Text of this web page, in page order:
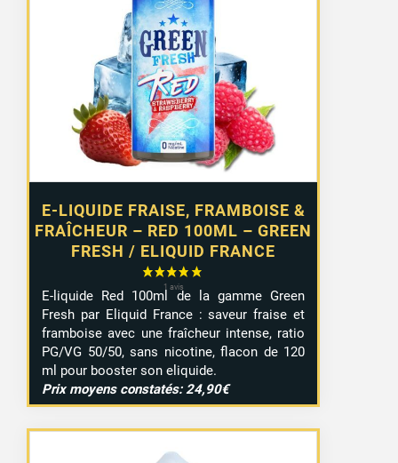
E-LIQUIDE FRAISE, FRAMBOISE &
FRAÎCHEUR – RED 100ML – GREEN
FRESH / ELIQUID FRANCE
E-liquide Red 100ml de la gamme Green
Fresh par Eliquid France : saveur fraise et
framboise avec une fraîcheur intense, ratio
PG/VG 50/50, sans nicotine, flacon de 120
ml pour booster son eliquide.
Prix moyens constatés: 24,90€